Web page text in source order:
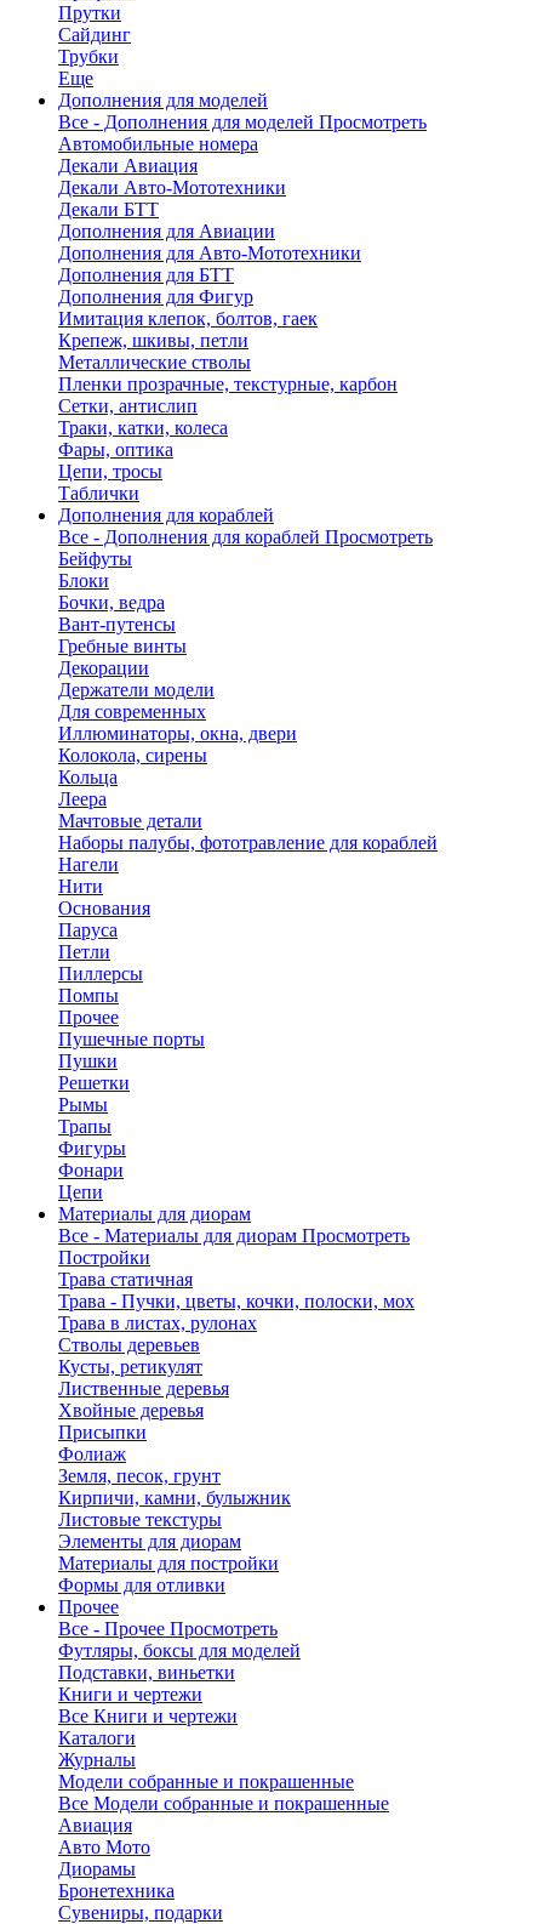
Прутки
Сайдинг
Трубки
Еще
Дополнения для моделей
Все - Дополнения для моделей Просмотреть
Автомобильные номера
Декали Авиация
Декали Авто-Мототехники
Декали БТТ
Дополнения для Авиации
Дополнения для Авто-Мототехники
Дополнения для БТТ
Дополнения для Фигур
Имитация клепок, болтов, гаек
Крепеж, шкивы, петли
Металлические стволы
Пленки прозрачные, текстурные, карбон
Сетки, антислип
Траки, катки, колеса
Фары, оптика
Цепи, тросы
Таблички
Дополнения для кораблей
Все - Дополнения для кораблей Просмотреть
Бейфуты
Блоки
Бочки, ведра
Вант-путенсы
Гребные винты
Декорации
Держатели модели
Для современных
Иллюминаторы, окна, двери
Колокола, сирены
Кольца
Леера
Мачтовые детали
Наборы палубы, фототравление для кораблей
Нагели
Нити
Основания
Паруса
Петли
Пиллерсы
Помпы
Прочее
Пушечные порты
Пушки
Решетки
Рымы
Трапы
Фигуры
Фонари
Цепи
Материалы для диорам
Все - Материалы для диорам Просмотреть
Постройки
Трава статичная
Трава - Пучки, цветы, кочки, полоски, мох
Трава в листах, рулонах
Стволы деревьев
Кусты, ретикулят
Лиственные деревья
Хвойные деревья
Присыпки
Фолиаж
Земля, песок, грунт
Кирпичи, камни, булыжник
Листовые текстуры
Элементы для диорам
Материалы для постройки
Формы для отливки
Прочее
Все - Прочее Просмотреть
Футляры, боксы для моделей
Подставки, виньетки
Книги и чертежи
Все Книги и чертежи
Каталоги
Журналы
Модели собранные и покрашенные
Все Модели собранные и покрашенные
Авиация
Авто Мото
Диорамы
Бронетехника
Сувениры, подарки